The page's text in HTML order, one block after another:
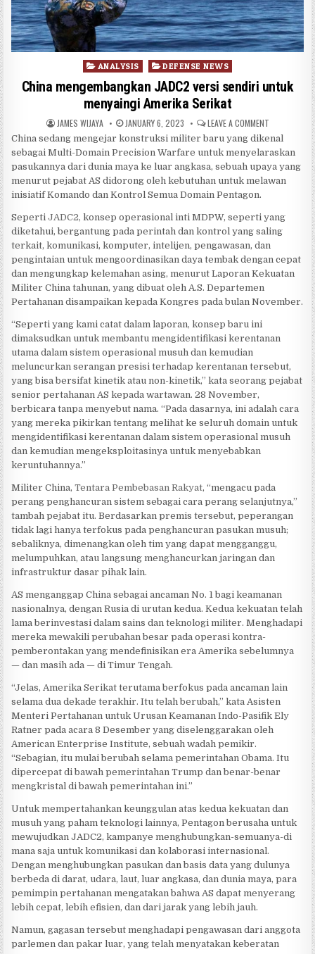
Posted in
ANALYSIS DEFENSE NEWS
China mengembangkan JADC2 versi sendiri untuk
menyaingi Amerika Serikat
AUTHOR:
JAMES WIJAYA PUBLISHED DATE:
JANUARY 6, 2023 LEAVE A COMMENTON CHINA
China sedang mengejar konstruksi militer baru yang dikenal
sebagai Multi-Domain Precision Warfare untuk menyelaraskan
pasukannya dari dunia maya ke luar angkasa, sebuah upaya yang
menurut pejabat AS didorong oleh kebutuhan untuk melawan
inisiatif Komando dan Kontrol Semua Domain Pentagon.
SepertiJADC2, konsep operasional inti MDPW, seperti yang
diketahui, bergantung pada perintah dan kontrol yang saling
terkait, komunikasi, komputer, intelijen, pengawasan, dan
pengintaian untuk mengoordinasikan daya tembak dengan cepat
dan mengungkap kelemahan asing, menurut Laporan Kekuatan
Militer China tahunan, yang dibuat oleh A.S. Departemen
Pertahanan disampaikan kepada Kongres pada bulan November.
“Seperti yang kami catat dalam laporan, konsep baru ini
dimaksudkan untuk membantu mengidentifikasi kerentanan
utama dalam sistem operasional musuh dan kemudian
meluncurkan serangan presisi terhadap kerentanan tersebut,
yang bisa bersifat kinetik atau non-kinetik,” kata seorang pejabat
senior pertahanan AS kepada wartawan. 28 November,
berbicara tanpa menyebut nama. “Pada dasarnya, ini adalah cara
yang mereka pikirkan tentang melihat ke seluruh domain untuk
mengidentifikasi kerentanan dalam sistem operasional musuh
dan kemudian mengeksploitasinya untuk menyebabkan
keruntuhannya.”
Militer China,Tentara Pembebasan Rakyat, “mengacu pada
perang penghancuran sistem sebagai cara perang selanjutnya,”
tambah pejabat itu. Berdasarkan premis tersebut, peperangan
tidak lagi hanya terfokus pada penghancuran pasukan musuh;
sebaliknya, dimenangkan oleh tim yang dapat mengganggu,
melumpuhkan, atau langsung menghancurkan jaringan dan
infrastruktur dasar pihak lain.
AS menganggap China sebagai ancaman No. 1 bagi keamanan
nasionalnya, dengan Rusia di urutan kedua. Kedua kekuatan telah
lama berinvestasi dalam sains dan teknologi militer. Menghadapi
mereka mewakili perubahan besar pada operasi kontra-
pemberontakan yang mendefinisikan era Amerika sebelumnya
— dan masih ada — di Timur Tengah.
“Jelas, Amerika Serikat terutama berfokus pada ancaman lain
selama dua dekade terakhir. Itu telah berubah,” kata Asisten
Menteri Pertahanan untuk Urusan Keamanan Indo-Pasifik Ely
Ratner pada acara 8 Desember yang diselenggarakan oleh
American Enterprise Institute, sebuah wadah pemikir.
“Sebagian, itu mulai berubah selama pemerintahan Obama. Itu
dipercepat di bawah pemerintahan Trump dan benar-benar
mengkristal di bawah pemerintahan ini.”
Untuk mempertahankan keunggulan atas kedua kekuatan dan
musuh yang paham teknologi lainnya, Pentagon berusaha untuk
mewujudkan JADC2, kampanye menghubungkan-semuanya-di
mana saja untuk komunikasi dan kolaborasi internasional.
Dengan menghubungkan pasukan dan basis data yang dulunya
berbeda di darat, udara, laut, luar angkasa, dan dunia maya, para
pemimpin pertahanan mengatakan bahwa AS dapat menyerang
lebih cepat, lebih efisien, dan dari jarak yang lebih jauh.
Namun, gagasan tersebut menghadapi pengawasan dari anggota
parlemen dan pakar luar, yang telah menyatakan keberatan